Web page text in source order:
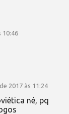
10:46
2017 às 11:24
né, pq